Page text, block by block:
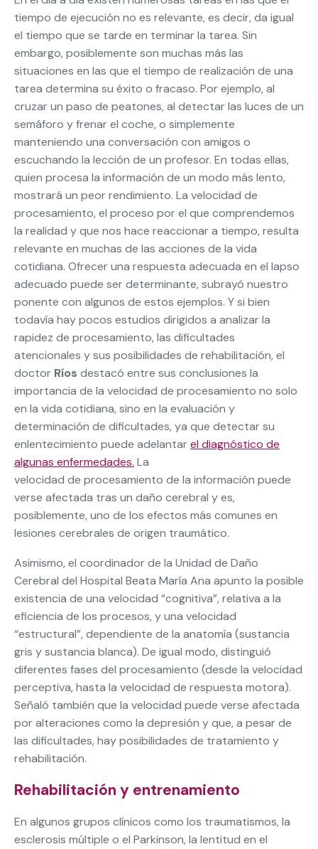
tiempo de ejecución no es relevante, es decir, da igual
el tiempo que se tarde en terminar la tarea. Sin
embargo, posiblemente son muchas más las
situaciones en las que el tiempo de realización de una
tarea determina su éxito o fracaso. Por ejemplo, al
cruzar un paso de peatones, al detectar las luces de un
semáforo y frenar el coche, o simplemente
manteniendo una conversación con amigos o
escuchando la lección de un profesor. En todas ellas,
quien procesa la información de un modo más lento,
mostrará un peor rendimiento. La velocidad de
procesamiento, el proceso por el que comprendemos
la realidad y que nos hace reaccionar a tiempo, resulta
relevante en muchas de las acciones de la vida
cotidiana. Ofrecer una respuesta adecuada en el lapso
adecuado puede ser determinante, subrayó nuestro
ponente con algunos de estos ejemplos. Y si bien
todavía hay pocos estudios dirigidos a analizar la
rapidez de procesamiento, las dificultades
atencionales y sus posibilidades de rehabilitación, el
doctor Ríos destacó entre sus conclusiones la
importancia de la velocidad de procesamiento no solo
en la vida cotidiana, sino en la evaluación y
determinación de dificultades, ya que detectar su
enlentecimiento puede adelantarel diagnóstico de
algunas enfermedades. La
velocidad de procesamiento de la información puede
verse afectada tras un daño cerebral y es,
posiblemente, uno de los efectos más comunes en
lesiones cerebrales de origen traumático.
Asimismo, el coordinador de la Unidad de Daño
Cerebral del Hospital Beata María Ana apunto la posible
existencia de una velocidad “cognitiva”, relativa a la
eficiencia de los procesos, y una velocidad
“estructural”, dependiente de la anatomía (sustancia
gris y sustancia blanca). De igual modo, distinguió
diferentes fases del procesamiento (desde la velocidad
perceptiva, hasta la velocidad de respuesta motora).
Señaló también que la velocidad puede verse afectada
por alteraciones como la depresión y que, a pesar de
las dificultades, hay posibilidades de tratamiento y
rehabilitación.
Rehabilitación y entrenamiento
En algunos grupos clínicos como los traumatismos, la
esclerosis múltiple o el Parkinson, la lentitud en el